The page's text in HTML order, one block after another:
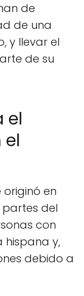
de
de una
y llevar el
de su
el
el
originó en
partes del
con
hispana y,
debido a